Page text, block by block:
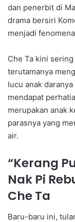
dan penerbit di
drama bersiri
menjadi
Che Ta kini
terutamanya
lucu anak
mendapat
merupakan anak
parasnya yang
air.
“Kerang
Nak Pi
Che Ta
Baru-baru ini,